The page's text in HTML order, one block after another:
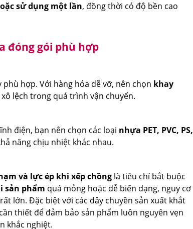
sử dụng một lần, đồng thời có độ bền cao
đóng gói phù hợp
hợp. Với hàng hóa dễ vỡ, nên chọn khay
lệch trong quá trình vận chuyển.
điện, bạn nên chọn các loại nhựa PET, PVC, PS,
năng chịu nhiệt khác nhau.
và lực ép khi xếp chồng là tiêu chí bắt buộc
sản phẩm quá mỏng hoặc dễ biến dạng, nguy cơ
lớn. Đặc biệt với các dây chuyền sản xuất khắt
thiết để đảm bảo sản phẩm luôn nguyên vẹn
khắc nghiệt.